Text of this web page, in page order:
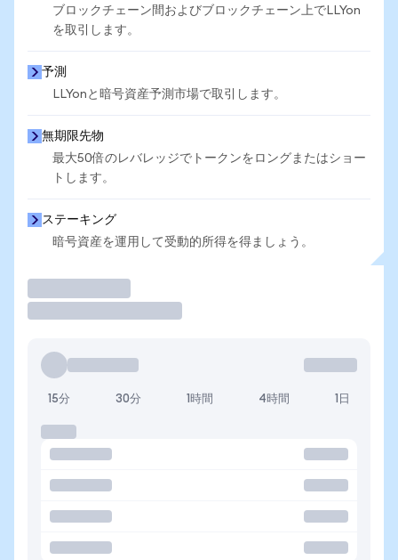
ブロックチェーン間およびブロックチェーン上でLLYon
を取引します。
予測
LLYonと暗号資産予測市場で取引します。
無期限先物
最大50倍のレバレッジでトークンをロングまたはショー
トします。
ステーキング
暗号資産を運用して受動的所得を得ましょう。
15分 30分 1時間 4時間 1日